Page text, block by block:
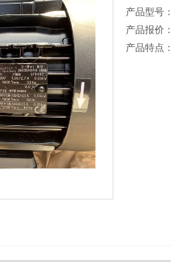
产品型号：
产品报价：
产品特点：